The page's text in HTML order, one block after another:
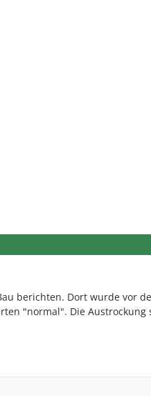
berichten. Dort wurde vor
"normal". Die